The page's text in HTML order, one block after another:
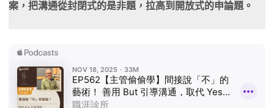
案，把溝通從封閉式的是非題，拉高到開放式的申論題。